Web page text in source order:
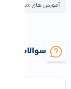
آموزش های AlmaLinux
سوالات